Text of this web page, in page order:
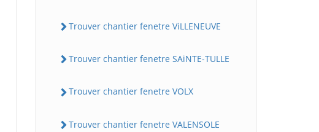
Trouver chantier fenetre ViLLENEUVE
Trouver chantier fenetre SAiNTE-TULLE
Trouver chantier fenetre VOLX
Trouver chantier fenetre VALENSOLE